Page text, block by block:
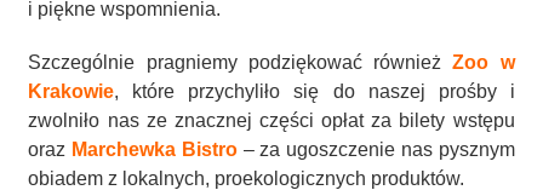
i piękne wspomnienia.
Szczególnie pragniemy podziękować równieżZoo w
Krakowie, które przychyliło się do naszej prośby i
zwolniło nas ze znacznej części opłat za bilety wstępu
oraz Marchewka Bistro– za ugoszczenie nas pysznym
obiadem z lokalnych, proekologicznych produktów.